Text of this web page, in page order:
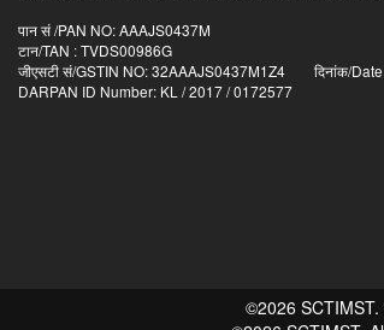
पान सं /PAN NO: AAAJS0437M
टान/TAN : TVDS00986G
जीएसटी सं/GSTIN NO: 32AAAJS0437M1Z4 दिनांक/
DARPAN ID Number: KL / 2017 / 0172577
©2026 SCTIMST.